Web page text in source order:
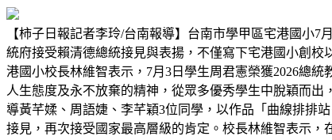
【柿子日報記者李玲/台南報導】台南市學甲區宅港國小
統府接受賴清德總統接見與表揚，不僅寫下宅港國小創
港國小校長林維智表示，7月3日學生周君憲榮獲2026總
人生態度及永不放棄的精神，從眾多優秀學生中脫穎而
導黃芊媃、周語婕、李芊穎3位同學，以作品「曲線排排
接見，再次接受國家最高層級的肯定。校長林維智表示